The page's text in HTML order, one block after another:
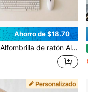
Ahorro de $18.70
Alfombrilla de ratón Alfombrilla de escritorio Alfombrilla de ordenador Alfombrilla de ratón grande extendida para juegos, decoración de escritorio, suministros y accesorios de oficina para hombres y mujeres, ratón, portátil y teclado, un entusiasta de los juegos, producto de ratón personalizado Tamaño del producto 16 * 36 pulgadas (40 * 90 centímetros)